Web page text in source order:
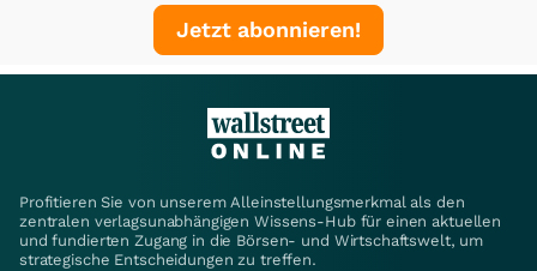
Jetzt abonnieren!
Profitieren Sie von unserem Alleinstellungsmerkmal als den
zentralen verlagsunabhängigen Wissens-Hub für einen aktuellen
und fundierten Zugang in die Börsen- und Wirtschaftswelt, um
strategische Entscheidungen zu treffen.